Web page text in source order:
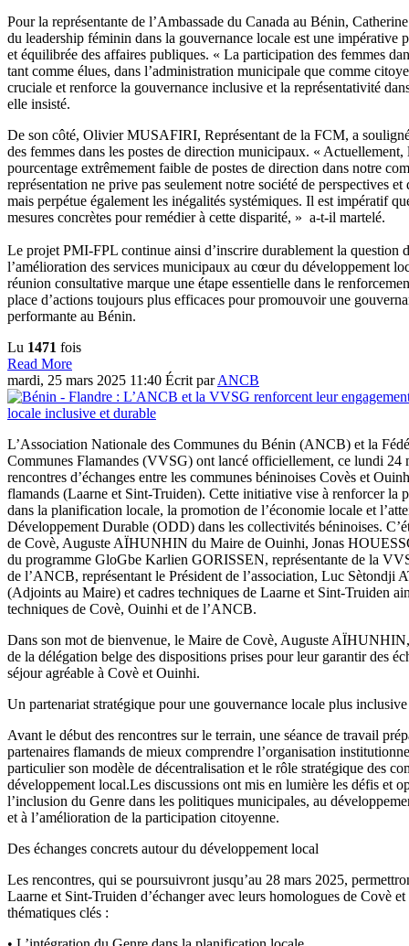
Pour la représentante de l’Ambassade du Canada au Bénin,
du leadership féminin dans la gouvernance locale est une impérative
et équilibrée des affaires publiques. « La participation des femmes
tant comme élues, dans l’administration municipale que comme
cruciale et renforce la gouvernance inclusive et la représentativité
elle insisté.
De son côté, Olivier MUSAFIRI, Représentant de la FCM, a
des femmes dans les postes de direction municipaux. « Actuellement,
pourcentage extrêmement faible de postes de direction dans notre
représentation ne prive pas seulement notre société de perspectives et
mais perpétue également les inégalités systémiques. Il est impératif
mesures concrètes pour remédier à cette disparité, » a-t-il martelé.
Le projet PMI-FPL continue ainsi d’inscrire durablement la question
l’amélioration des services municipaux au cœur du développement
réunion consultative marque une étape essentielle dans le
place d’actions toujours plus efficaces pour promouvoir une
performante au Bénin.
Lu 1471 fois
Read More
mardi, 25 mars 2025 11:40 Écrit parANCB
L’Association Nationale des Communes du Bénin (ANCB) et la
Communes Flamandes (VVSG) ont lancé officiellement, ce lundi 24
rencontres d’échanges entre les communes béninoises Covès et
flamands (Laarne et Sint-Truiden). Cette initiative vise à renforcer la
dans la planification locale, la promotion de l’économie locale et
Développement Durable (ODD) dans les collectivités béninoises.
de Covè, Auguste AÏHUNHIN du Maire de Ouinhi, Jonas
du programme GloGbe Karlien GORISSEN, représentante de la
de l’ANCB, représentant le Président de l’association, Luc Sètondji
(Adjoints au Maire) et cadres techniques de Laarne et Sint-Truiden
techniques de Covè, Ouinhi et de l’ANCB.
Dans son mot de bienvenue, le Maire de Covè, Auguste AÏHUNHIN,
de la délégation belge des dispositions prises pour leur garantir des
séjour agréable à Covè et Ouinhi.
Un partenariat stratégique pour une gouvernance locale plus inclusive
Avant le début des rencontres sur le terrain, une séance de travail
partenaires flamands de mieux comprendre l’organisation
particulier son modèle de décentralisation et le rôle stratégique des
développement local.Les discussions ont mis en lumière les défis et
l’inclusion du Genre dans les politiques municipales, au
et à l’amélioration de la participation citoyenne.
Des échanges concrets autour du développement local
Les rencontres, qui se poursuivront jusqu’au 28 mars 2025,
Laarne et Sint-Truiden d’échanger avec leurs homologues de Covè
thématiques clés :